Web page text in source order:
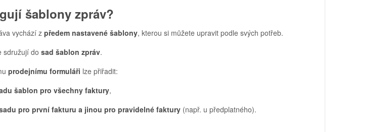
šablony zpráv?
vychází z předem nastavené šablony, kterou si můžete upravit podle svých potřeb.
sdružují do sad šablon zpráv.
prodejnímu formuláři lze přiřadit:
šablon pro všechny faktury,
pro první fakturu a jinou pro pravidelné faktury(např. u předplatného).